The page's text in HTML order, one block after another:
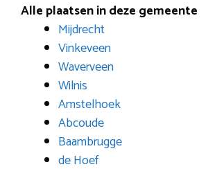
Alle plaatsen in deze gemeente
Mijdrecht
Vinkeveen
Waverveen
Wilnis
Amstelhoek
Abcoude
Baambrugge
de Hoef